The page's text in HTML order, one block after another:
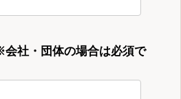
社・団体の場合は必須で